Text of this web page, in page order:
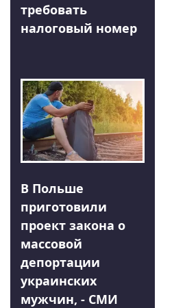
требовать
налоговый номер
В Польше
приготовили
проект закона о
массовой
депортации
украинских
мужчин, - СМИ